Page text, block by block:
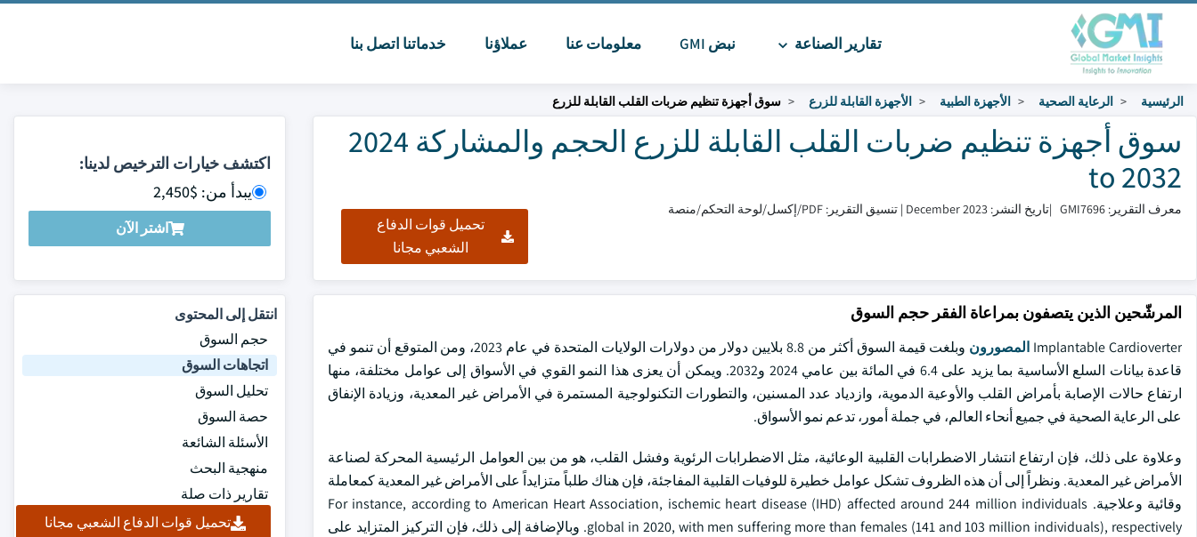
تقارير الصناعة نبض GMI معلومات عنا عملاؤنا خدماتنا اتصل بنا
الرئيسية الرعاية الصحية الأجهزة الطبية الأجهزة القابلة للزرع سوق أجهزة تنظيم ضربات القلب القابلة للزرع
سوق أجهزة تنظيم ضربات القلب القابلة للزرع الحجم والمشاركة 2024
to 2032
معرف التقرير: GMI7696 |تاريخ النشر: December 2023 | تنسيق التقرير: PDF/إكسل/لوحة التحكم/منصة
تحميل قوات الدفاع
الشعبي مجانا
اكتشف خيارات الترخيص لدينا:
يبدأ من: $2,450
اشتر الآن
المرشّحين الذين يتصفون بمراعاة الفقر حجم السوق
Implantable Cardioverter المصورون
وبلغت قيمة السوق أكثر من 8.8 بلايين دولار من دولارات الولايات المتحدة في عام 2023، ومن المتوقع أن تنمو في
قاعدة بيانات السلع الأساسية بما يزيد على 6.4 في المائة بين عامي 2024 و2032. ويمكن أن يعزى هذا النمو القوي في الأسواق إلى عوامل مختلفة، منها
ارتفاع حالات الإصابة بأمراض القلب والأوعية الدموية، وازدياد عدد المسنين، والتطورات التكنولوجية المستمرة في الأمراض غير المعدية، وزيادة الإنفاق
على الرعاية الصحية في جميع أنحاء العالم، في جملة أمور، تدعم نمو الأسواق.
وعلاوة على ذلك، فإن ارتفاع انتشار الاضطرابات القلبية الوعائية، مثل الاضطرابات الرئوية وفشل القلب، هو من بين العوامل الرئيسية المحركة لصناعة
الأمراض غير المعدية. ونظراً إلى أن هذه الظروف تشكل عوامل خطيرة للوفيات القلبية المفاجئة، فإن هناك طلباً متزايداً على الأمراض غير المعدية كمعاملة
وقائية وعلاجية. For instance, according to American Heart Association, ischemic heart disease (IHD) affected around 244 million individuals
global in 2020, with men suffering more than females (141 and 103 million individuals), respectively. وبالإضافة إلى ذلك، فإن التركيز المتزايد على
انتقل إلى المحتوى
حجم السوق
اتجاهات السوق
تحليل السوق
حصة السوق
الأسئلة الشائعة
منهجية البحث
تقارير ذات صلة
تحميل قوات الدفاع الشعبي مجانا